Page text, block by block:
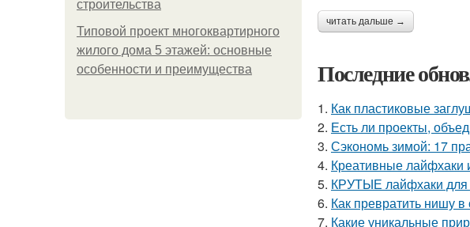
строительства
Типовой проект многоквартирного
жилого дома 5 этажей: основные
особенности и преимущества
читать дальше →
Последние
1. Как пластиковые
2. Есть ли проекты,
3. Сэкономь зимой: 17
4. Креативные лайфхаки
5. КРУТЫЕ лайфхаки для
6. Как превратить нишу
7. Какие уникальные